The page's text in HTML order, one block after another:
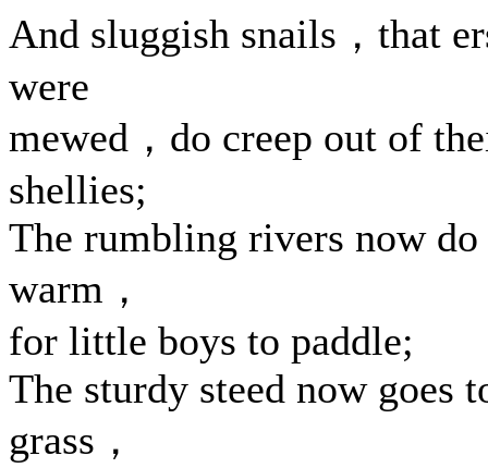
And sluggish snails，that
were
mewed，do creep out of
shellies;
The rumbling rivers now do
warm，
for little boys to paddle;
The sturdy steed now goes
grass，